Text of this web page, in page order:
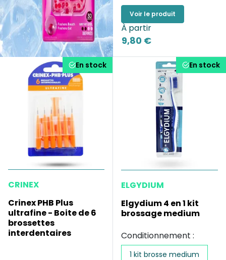
Voir le produit
À partir
9,80 €
En stock
CRINEX
Crinex PHB Plus
ultrafine - Boite de 6
brossettes
interdentaires
En stock
ELGYDIUM
Elgydium 4 en 1 kit
brossage medium
Conditionnement :
1 kit brosse medium